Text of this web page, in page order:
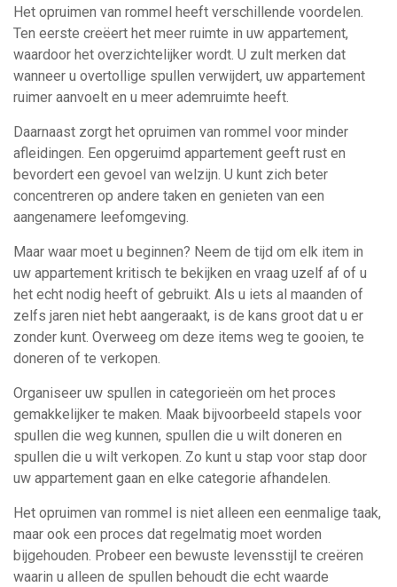
Het opruimen van rommel heeft verschillende voordelen.
Ten eerste creëert het meer ruimte in uw appartement,
waardoor het overzichtelijker wordt. U zult merken dat
wanneer u overtollige spullen verwijdert, uw appartement
ruimer aanvoelt en u meer ademruimte heeft.
Daarnaast zorgt het opruimen van rommel voor minder
afleidingen. Een opgeruimd appartement geeft rust en
bevordert een gevoel van welzijn. U kunt zich beter
concentreren op andere taken en genieten van een
aangenamere leefomgeving.
Maar waar moet u beginnen? Neem de tijd om elk item in
uw appartement kritisch te bekijken en vraag uzelf af of u
het echt nodig heeft of gebruikt. Als u iets al maanden of
zelfs jaren niet hebt aangeraakt, is de kans groot dat u er
zonder kunt. Overweeg om deze items weg te gooien, te
doneren of te verkopen.
Organiseer uw spullen in categorieën om het proces
gemakkelijker te maken. Maak bijvoorbeeld stapels voor
spullen die weg kunnen, spullen die u wilt doneren en
spullen die u wilt verkopen. Zo kunt u stap voor stap door
uw appartement gaan en elke categorie afhandelen.
Het opruimen van rommel is niet alleen een eenmalige taak,
maar ook een proces dat regelmatig moet worden
bijgehouden. Probeer een bewuste levensstijl te creëren
waarin u alleen de spullen behoudt die echt waarde